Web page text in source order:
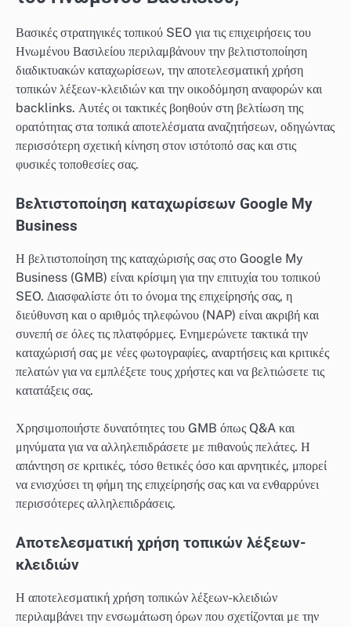
Βασικές στρατηγικές τοπικού SEO για τις επιχειρήσεις του
Ηνωμένου Βασιλείου περιλαμβάνουν την βελτιστοποίηση
διαδικτυακών καταχωρίσεων, την αποτελεσματική χρήση
τοπικών λέξεων-κλειδιών και την οικοδόμηση αναφορών και
backlinks. Αυτές οι τακτικές βοηθούν στη βελτίωση της
ορατότητας στα τοπικά αποτελέσματα αναζητήσεων, οδηγώντας
περισσότερη σχετική κίνηση στον ιστότοπό σας και στις
φυσικές τοποθεσίες σας.
Βελτιστοποίηση καταχωρίσεων Google My
Business
Η βελτιστοποίηση της καταχώρισής σας στο Google My
Business (GMB) είναι κρίσιμη για την επιτυχία του τοπικού
SEO. Διασφαλίστε ότι το όνομα της επιχείρησής σας, η
διεύθυνση και ο αριθμός τηλεφώνου (NAP) είναι ακριβή και
συνεπή σε όλες τις πλατφόρμες. Ενημερώνετε τακτικά την
καταχώρισή σας με νέες φωτογραφίες, αναρτήσεις και κριτικές
πελατών για να εμπλέξετε τους χρήστες και να βελτιώσετε τις
κατατάξεις σας.
Χρησιμοποιήστε δυνατότητες του GMB όπως Q&A και
μηνύματα για να αλληλεπιδράσετε με πιθανούς πελάτες. Η
απάντηση σε κριτικές, τόσο θετικές όσο και αρνητικές, μπορεί
να ενισχύσει τη φήμη της επιχείρησής σας και να ενθαρρύνει
περισσότερες αλληλεπιδράσεις.
Αποτελεσματική χρήση τοπικών λέξεων-
κλειδιών
Η αποτελεσματική χρήση τοπικών λέξεων-κλειδιών
περιλαμβάνει την ενσωμάτωση όρων που σχετίζονται με την